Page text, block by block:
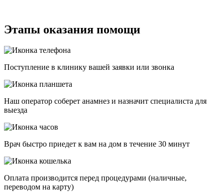
Этапы оказания помощи
Поступление в клинику вашей заявки или звонка
Наш оператор соберет анамнез и назначит специалиста для
выезда
Врач быстро приедет к вам на дом в течение 30 минут
Оплата производится перед процедурами (наличные,
переводом на карту)